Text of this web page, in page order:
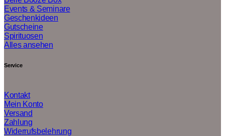
Events & Seminare
Geschenkideen
Gutscheine
Spirituosen
Alles ansehen
Service
Kontakt
Mein Konto
Versand
Zahlung
Widerrufsbelehrung